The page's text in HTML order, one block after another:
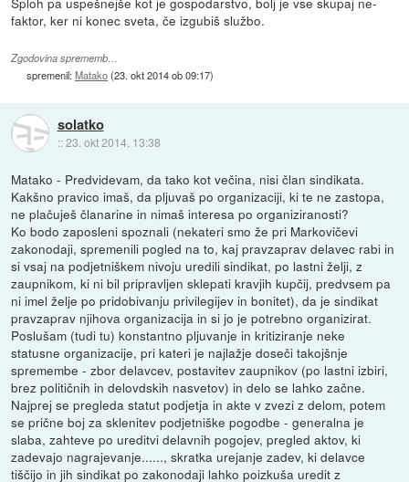
faktor, ker ni konec sveta, če izgubiš službo.
Zgodovina sprememb…
spremenil:Matako(23. okt 2014 ob 09:17)
solatko
::23. okt 2014, 13:38
Matako - Predvidevam, da tako kot večina, nisi član sindikata.
Kakšno pravico imaš, da pljuvaš po organizaciji, ki te ne zastopa,
ne plačuješ članarine in nimaš interesa po organiziranosti?
Ko bodo zaposleni spoznali (nekateri smo že pri Markovičevi
zakonodaji, spremenili pogled na to, kaj pravzaprav delavec rabi in
si vsaj na podjetniškem nivoju uredili sindikat, po lastni želji, z
zaupnikom, ki ni bil pripravljen sklepati kravjih kupčij, predvsem pa
ni imel želje po pridobivanju privilegijev in bonitet), da je sindikat
pravzaprav njihova organizacija in si jo je potrebno organizirat.
Poslušam (tudi tu) konstantno pljuvanje in kritiziranje neke
statusne organizacije, pri kateri je najlažje doseči takojšnje
spremembe - zbor delavcev, postavitev zaupnikov (po lastni izbiri,
brez političnih in delovdskih nasvetov) in delo se lahko začne.
Najprej se pregleda statut podjetja in akte v zvezi z delom, potem
se prične boj za sklenitev podjetniške pogodbe - generalna je
slaba, zahteve po ureditvi delavnih pogojev, pregled aktov, ki
zadevajo nagrajevanje......, skratka urejanje zadev, ki delavce
tiščijo in jih sindikat po zakonodaji lahko poizkuša uredit z